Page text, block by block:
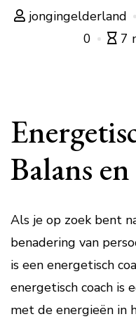
jongingelderland
0
7
Balans
Als je op zoek bent
benadering van
is een energetisch
energetisch coach is
met de energieën in